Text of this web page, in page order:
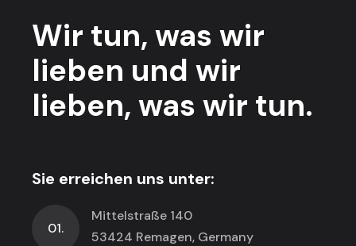
Wir tun,was wir
lieben und wir
lieben, was wir tun.
Sie erreichen uns unter:
01.
Mittelstraße 140
53424 Remagen, Germany